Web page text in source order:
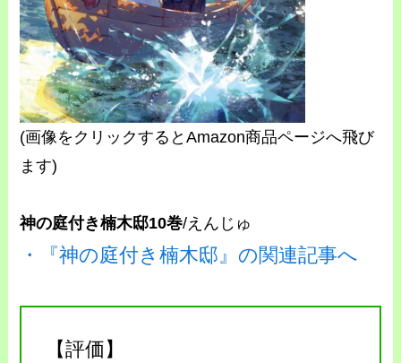
(画像をクリックするとAmazon商品ページへ飛び
ます)
神の庭付き楠木邸10巻/えんじゅ
・『神の庭付き楠木邸』の関連記事へ
【評価】